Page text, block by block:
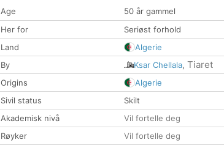
Age
50 år gammel
Her for
Seriøst forhold
Land
Algerie
By
Ksar Chellala, Tiaret
Origins
Algerie
Sivil status
Skilt
Akademisk nivå
Vil fortelle deg
Røyker
Vil fortelle deg